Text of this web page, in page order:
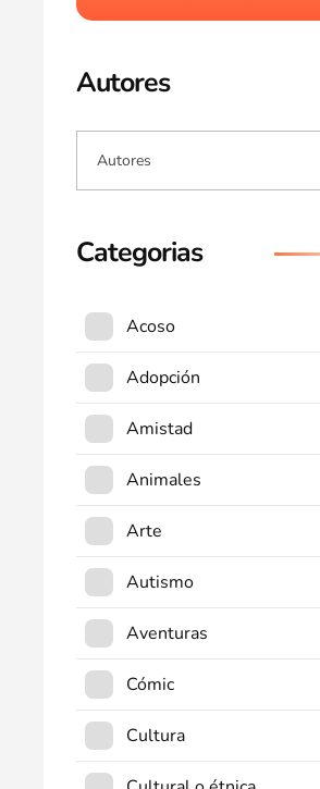
Autores
Categorias
Acoso
Adopción
Amistad
Animales
Arte
Autismo
Aventuras
Cómic
Cultura